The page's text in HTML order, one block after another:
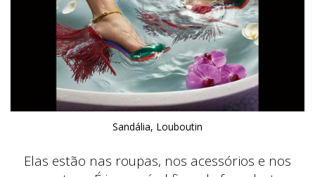
Sandália, Louboutin
Elas estão nas roupas, nos acessórios e nos